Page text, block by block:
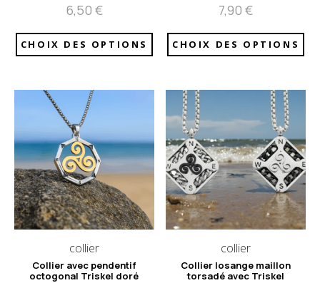
6,50 €
CHOIX DES OPTIONS
7,90€
CHOIX DES OPTIONS
collier
Collier avec pendentif
octogonal Triskel doré
collier
Collier losange maillon
torsadé avec Triskel